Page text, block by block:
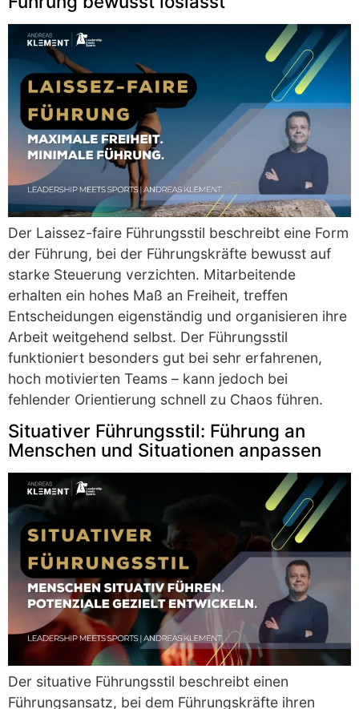
Der Laissez-faire Führungsstil beschreibt eine Form
der Führung, bei der Führungskräfte bewusst auf
starke Steuerung verzichten. Mitarbeitende
erhalten ein hohes Maß an Freiheit, treffen
Entscheidungen eigenständig und organisieren ihre
Arbeit weitgehend selbst. Der Führungsstil
funktioniert besonders gut bei sehr erfahrenen,
hoch motivierten Teams – kann jedoch bei
fehlender Orientierung schnell zu Chaos führen.
Situativer Führungsstil: Führung an
Menschen und Situationen anpassen
Der situative Führungsstil beschreibt einen
Führungsansatz, bei dem Führungskräfte ihren